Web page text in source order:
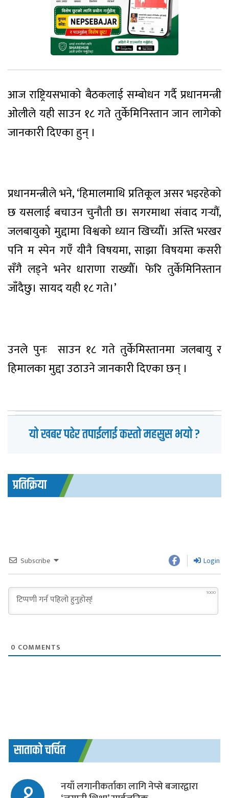
आज राष्ट्रियसभाको बैठकलाई सम्बोधन गर्दै प्रधानमन्त्री
ओलीले यही साउन १८ गते तुर्केमिनिस्तान जान लागेको
जानकारी दिएका हुन् ।
प्रधानमन्त्रीले भने, ‘हिमालमाथि प्रतिकूल असर भइरहेको
छ यसलाई बचाउन चुनौती छ। सगरमाथा संवाद गर्‍यौं,
जलबायुको मुद्दामा विश्वको ध्यान खिच्यौँ। अस्ति भरखर
पनि म स्पेन गएँ यीनै विषयमा, साझा विषयमा कसरी
सँगै लड्ने भनेर धाराणा राख्यौँ। फेरि तुर्केमिनिस्तान
जाँदैछु। सायद यही १८ गते।’
उनले पुनः साउन १८ गते तुर्केमिस्तानमा जलबायु र
हिमालका मुद्दा उठाउने जानकारी दिएका छन् ।
यो खबर पढेर तपाईलाई कस्तो महसुस भयो ?
प्रतिक्रिया
Subscribe Login
1000
0 COMMENTS
साताको चर्चित
नयाँ लगानीकर्ताका लागि नेप्से बजारद्वारा